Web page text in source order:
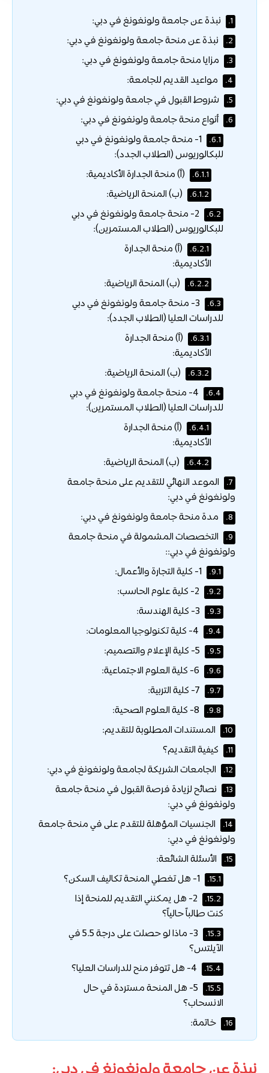
1. نبذة عن جامعة ولونغونغ في دبي:
2. نبذة عن منحة جامعة ولونغونغ في دبي:
3. مزايا منحة جامعة ولونغونغ في دبي:
4. مواعيد القديم للجامعة:
5. شروط القبول في جامعة ولونغونغ في دبي:
6. أنواع منحة جامعة ولونغونغ في دبي:
6.1.
1- منحة جامعة ولونغونغ في دبي
للبكالوريوس (الطلاب الجدد):
6.1.1. (أ) منحة الجدارة الأكاديمية:
6.1.2. (ب) المنحة الرياضية:
6.2.
2- منحة جامعة ولونغونغ في دبي
للبكالوريوس (الطلاب المستمرين):
6.2.1.
(أ) منحة الجدارة
الأكاديمية:
6.2.2. (ب) المنحة الرياضية:
6.3.
3- منحة جامعة ولونغونغ في دبي
للدراسات العليا (الطلاب الجدد):
6.3.1.
(أ) منحة الجدارة
الأكاديمية:
6.3.2. (ب) المنحة الرياضية:
6.4.
4- منحة جامعة ولونغونغ في دبي
للدراسات العليا (الطلاب المستمرين):
6.4.1.
(أ) منحة الجدارة
الأكاديمية:
6.4.2. (ب) المنحة الرياضية:
7.
الموعد النهائي للتقديم على منحة جامعة
ولونغونغ في دبي:
8. مدة منحة جامعة ولونغونغ في دبي:
9.
التخصصات المشمولة في منحة جامعة
ولونغونغ في دبي::
9.1.
9.2.
9.3.
9.4.
9.5.
9.6.
9.7.
9.8.
10. المستندات المطلوبة للتقديم:
11. كيفية التقديم؟
12. الجامعات الشريكة لجامعة ولونغونغ في دبي:
13.
نصائح لزيادة فرصة القبول في منحة جامعة
ولونغونغ في دبي:
14.
الجنسيات المؤهلة للتقدم على في منحة جامعة
ولونغونغ في دبي:
15. الأسئلة الشائعة:
15.1.
15.2.
2- هل يمكنني التقديم للمنحة إذا
كنت طالباً حالياً؟
15.3.
3- ماذا لو حصلت على درجة 5.5 في
الآيلتس؟
15.4.
15.5.
5- هل المنحة مستردة في حال
الانسحاب؟
16. خاتمة: